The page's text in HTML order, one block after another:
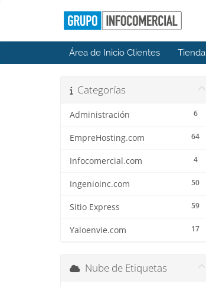
Área de Inicio Clientes Tienda
Categorías
6
Administración
64
EmpreHosting.com
4
Infocomercial.com
50
Ingenioinc.com
59
Sitio Express
17
Yaloenvie.com
Nube de Etiquetas